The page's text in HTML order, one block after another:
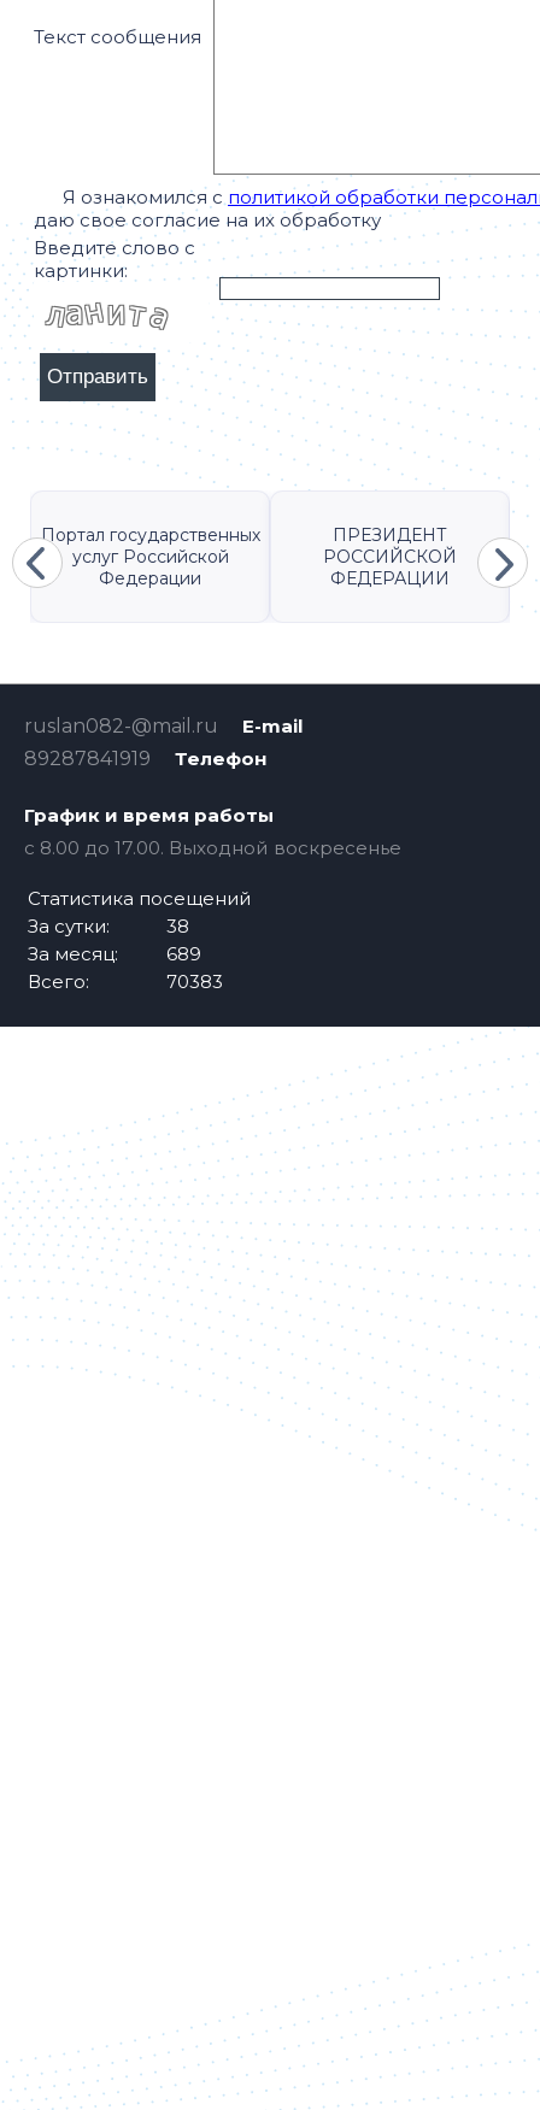
Текст сообщения
Я ознакомился с политикой обработки
даю свое согласие на их обработку
Введите слово с
картинки:
Портал государственных
услуг Российской
Федерации
ПРЕЗИДЕНТ
РОССИЙСКОЙ
ФЕДЕРАЦИИ
E-mail
ruslan082-@mail.ru
Телефон
89287841919
График и время работы
с 8.00 до 17.00. Выходной воскресенье
Статистика посещений
За сутки:
38
За месяц:
689
Всего:
70383